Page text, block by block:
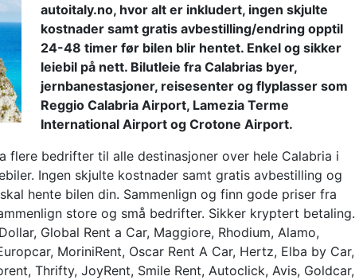
autoitaly.no, hvor alt er inkludert, ingen skjulte
kostnader samt gratis avbestilling/endring opptil
24-48 timer før bilen blir hentet. Enkel og sikker
leiebil på nett. Bilutleie fra Calabrias byer,
jernbanestasjoner, reisesenter og flyplasser som
Reggio Calabria Airport, Lamezia Terme
International Airport og Crotone Airport.
flere bedrifter til alle destinasjoner over hele Calabria i
Ingen skjulte kostnader samt gratis avbestilling og
hente bilen din. Sammenlign og finn gode priser fra
store og små bedrifter. Sikker kryptert betaling.
Global Rent a Car, Maggiore, Rhodium, Alamo,
MoriniRent, Oscar Rent A Car, Hertz, Elba by Car,
Thrifty, JoyRent, Smile Rent, Autoclick, Avis, Goldcar,